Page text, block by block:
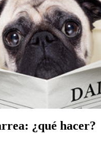
¿qué hacer?